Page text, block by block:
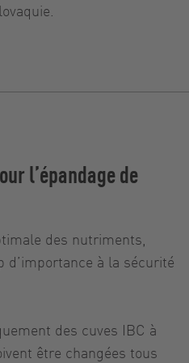
l’épandage de
des nutriments,
d’importance à la sécurité
des cuves IBC à
être changées tous